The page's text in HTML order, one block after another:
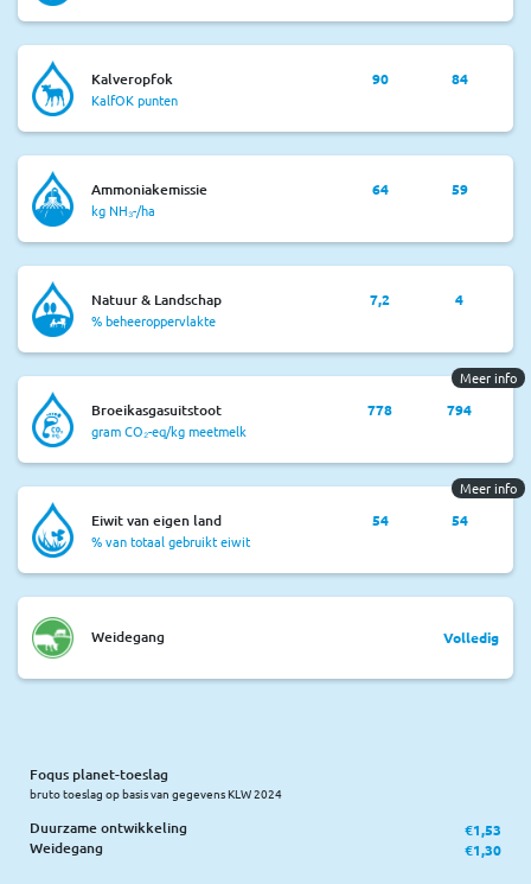
Kalveropfok
KalfOK punten
90 84
Ammoniakemissie
kg NH₃-/ha
64 59
Natuur & Landschap
% beheeroppervlakte
7,2 4
Broeikasgasuitstoot
gram CO₂-eq/kg meetmelk
778 794
Meer info
Eiwit van eigen land
% van totaal gebruikt eiwit
54 54
Meer info
Weidegang Volledig
Foqus planet-toeslag
bruto toeslag op basis van gegevens KLW 2024
Duurzame ontwikkeling €1,53
Weidegang €1,30